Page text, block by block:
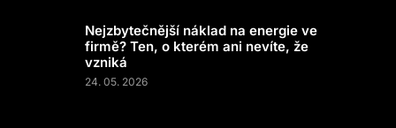
Nejzbytečnější náklad na energie ve
firmě? Ten, o kterém ani nevíte, že
vzniká
24. 05. 2026